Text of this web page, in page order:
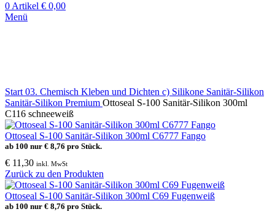
0 Artikel € 0,00
Menü
Start 03. Chemisch Kleben und Dichten c) Silikone Sanitär-Silikon
Sanitär-Silikon Premium Ottoseal S-100 Sanitär-Silikon 300ml
C116 schneeweiß
Ottoseal S-100 Sanitär-Silikon 300ml C6777 Fango
ab 100 nur € 8,76 pro Stück.
€ 11,30 inkl. MwSt
Zurück zu den Produkten
Ottoseal S-100 Sanitär-Silikon 300ml C69 Fugenweiß
ab 100 nur € 8,76 pro Stück.